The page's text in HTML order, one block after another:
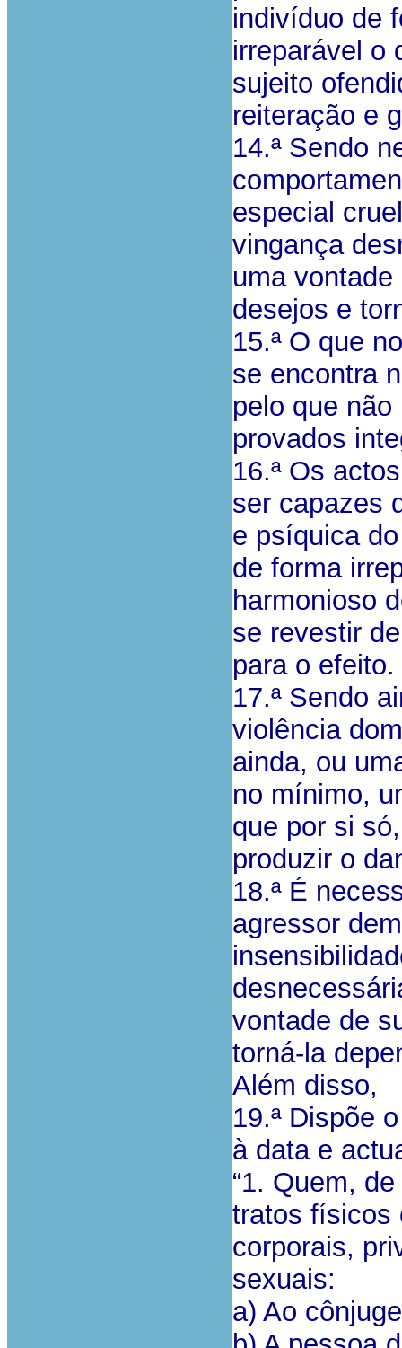
indivíduo de
irreparável o
sujeito
reiteração e
14.ª Sendo
especial
vingança
uma
desejos e
15.ª O que
se encontra
pelo que
provados
16.ª Os
ser capazes
e psíquica
de forma
harmonioso
se revestir
para o efeito.
17.ª Sendo
violência
ainda, ou
no mínimo,
que por si
produzir o
18.ª É
agressor
vontade de
torná-la
Além disso,
19.ª Dispõe
à data e
“1. Quem,
tratos físicos
corporais,
sexuais:
a) Ao